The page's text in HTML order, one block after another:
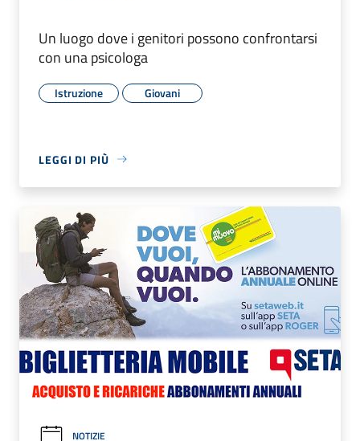
Un luogo dove i genitori possono confrontarsi
con una psicologa
Istruzione Giovani
LEGGI DI PIÙ
NOTIZIE